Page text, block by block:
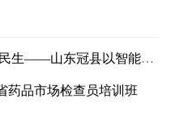
能管控提质“两定机构”医保服务能力
药品市场检查员培训班